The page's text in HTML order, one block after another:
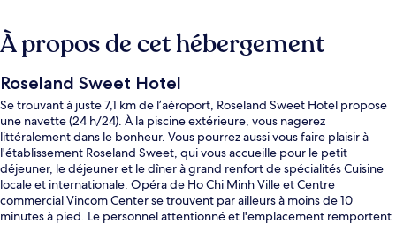
À propos de cet hébergement
Roseland Sweet Hotel
Se trouvant à juste 7,1 km de l’aéroport, Roseland Sweet Hotel propose
une navette (24 h/24). À la piscine extérieure, vous nagerez
littéralement dans le bonheur. Vous pourrez aussi vous faire plaisir à
l'établissement Roseland Sweet, qui vous accueille pour le petit
déjeuner, le déjeuner et le dîner à grand renfort de spécialités Cuisine
locale et internationale. Opéra de Ho Chi Minh Ville et Centre
commercial Vincom Center se trouvent par ailleurs à moins de 10
minutes à pied. Le personnel attentionné et l'emplacement remportent